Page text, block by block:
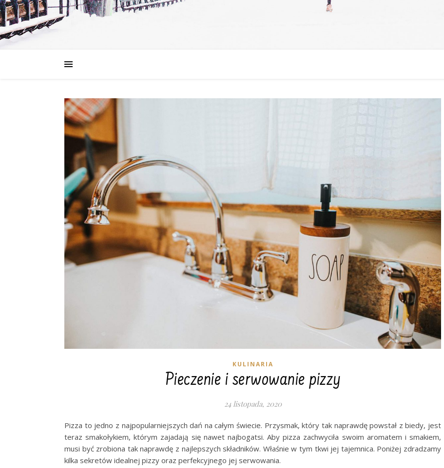
KULINARIA
Pieczenie i serwowanie pizzy
24 listopada, 2020
Pizza to jedno z najpopularniejszych dań na całym świecie. Przysmak, który tak naprawdę powstał z biedy, jest
teraz smakołykiem, którym zajadają się nawet najbogatsi. Aby pizza zachwyciła swoim aromatem i smakiem,
musi być zrobiona tak naprawdę z najlepszych składników. Właśnie w tym tkwi jej tajemnica. Poniżej zdradzamy
kilka sekretów idealnej pizzy oraz perfekcyjnego jej serwowania.